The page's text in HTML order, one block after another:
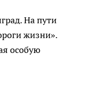
На пути
жизни».
особую